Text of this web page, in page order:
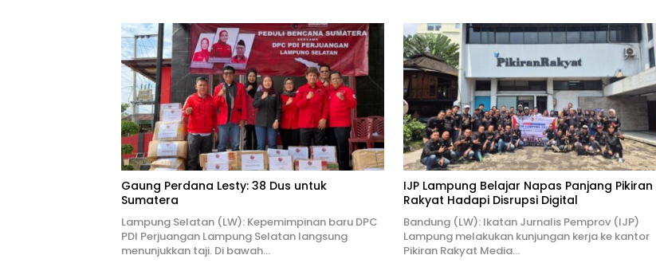
Gaung Perdana Lesty: 38 Dus untuk
Sumatera
Lampung Selatan (LW): Kepemimpinan baru DPC
PDI Perjuangan Lampung Selatan langsung
menunjukkan taji. Di bawah…
IJP Lampung Belajar Napas Panjang Pikiran
Rakyat Hadapi Disrupsi Digital
Bandung (LW): Ikatan Jurnalis Pemprov (IJP)
Lampung melakukan kunjungan kerja ke kantor
Pikiran Rakyat Media…